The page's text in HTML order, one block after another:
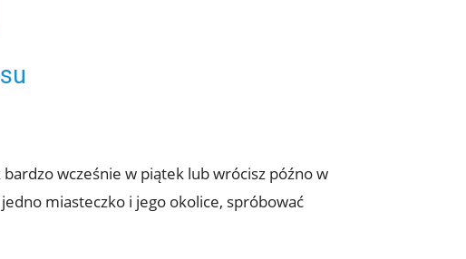
wcześnie w piątek lub wrócisz późno w
miasteczko i jego okolice, spróbować